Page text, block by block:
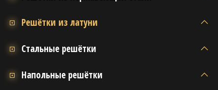
Решётки из латуни
Стальные решётки
Напольные решётки